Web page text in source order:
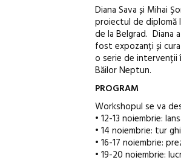
Diana Sava și Mihai
proiectul de diplomă
de la Belgrad. Diana
fost expozanți și
o serie de intervenții
Băilor Neptun.
PROGRAM
Workshopul se va
• 12-13 noiembrie:
• 14 noiembrie: tur
• 16-17 noiembrie:
• 19-20 noiembrie: